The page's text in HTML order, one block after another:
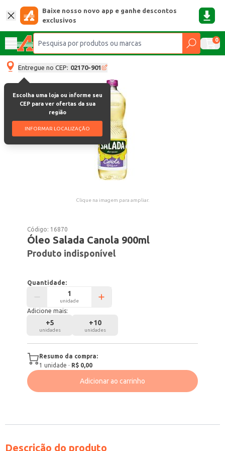
Baixe nosso novo app e ganhe descontos
exclusivos
0
Entregue no CEP: 02170-901
Escolha uma loja ou informe seu
CEP para ver ofertas da sua
região
INFORMAR LOCALIZAÇÃO
Clique na imagem para ampliar.
Código: 16870
Óleo Salada Canola 900ml
Produto indisponível
Quantidade:
unidade
Adicione mais:
+5
unidades
+10
unidades
Resumo da compra:
1 unidade · R$ 0,00
Adicionar ao carrinho
Descrição do produto